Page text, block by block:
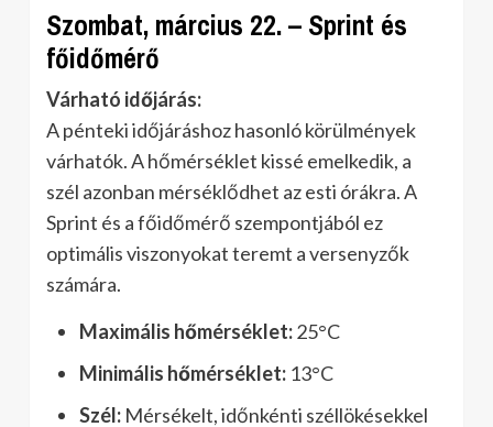
Szombat, március 22. – Sprint és
főidőmérő
Várható időjárás:
A pénteki időjáráshoz hasonló körülmények
várhatók. A hőmérséklet kissé emelkedik, a
szél azonban mérséklődhet az esti órákra. A
Sprint és a főidőmérő szempontjából ez
optimális viszonyokat teremt a versenyzők
számára.
Maximális hőmérséklet:25°C
Minimális hőmérséklet: 13°C
Szél: Mérsékelt, időnkénti széllökésekkel